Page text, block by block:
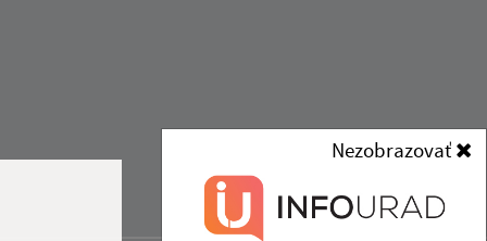
Nezobrazovať